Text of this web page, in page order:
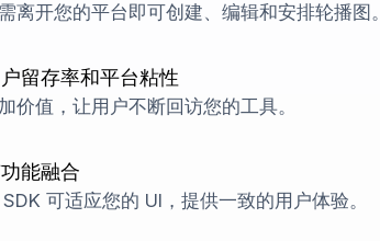
离开您的平台即可创建、编辑和安排轮播图。
留存率和平台粘性
价值，让用户不断回访您的工具。
能融合
可适应您的 UI，提供一致的用户体验。